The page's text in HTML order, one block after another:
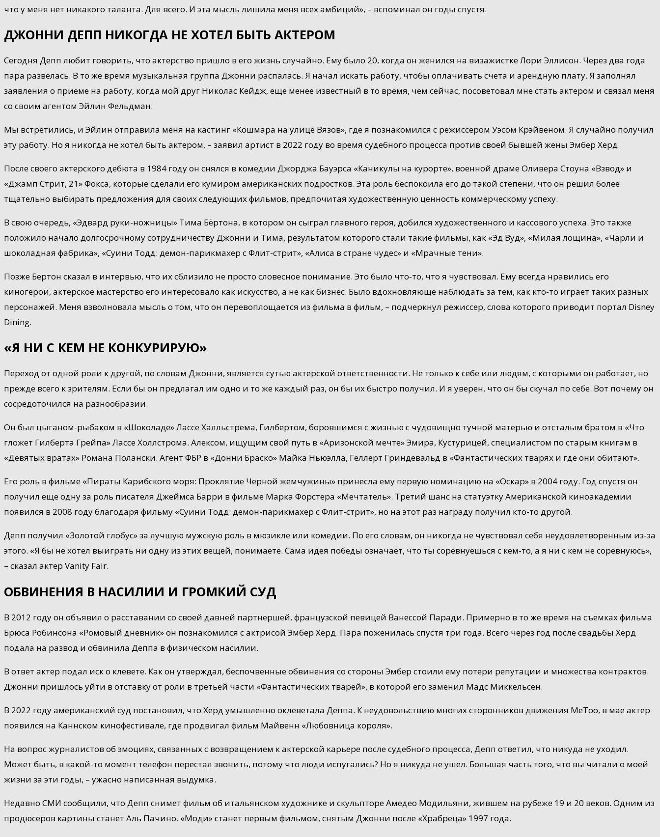
что у меня нет никакого таланта. Для всего. И эта мысль лишила меня всех амбиций», – вспоминал он годы спустя.
ДЖОННИ ДЕПП НИКОГДА НЕ ХОТЕЛ БЫТЬ АКТЕРОМ
Сегодня Депп любит говорить, что актерство пришло в его жизнь случайно. Ему было 20, когда он женился на визажистке Лори Эллисон. Через два года
пара развелась. В то же время музыкальная группа Джонни распалась. Я начал искать работу, чтобы оплачивать счета и арендную плату. Я заполнял
заявления о приеме на работу, когда мой друг Николас Кейдж, еще менее известный в то время, чем сейчас, посоветовал мне стать актером и связал меня
со своим агентом Эйлин Фельдман.
Мы встретились, и Эйлин отправила меня на кастинг «Кошмара на улице Вязов», где я познакомился с режиссером Уэсом Крэйвеном. Я случайно получил
эту работу. Но я никогда не хотел быть актером, – заявил артист в 2022 году во время судебного процесса против своей бывшей жены Эмбер Херд.
После своего актерского дебюта в 1984 году он снялся в комедии Джорджа Бауэрса «Каникулы на курорте», военной драме Оливера Стоуна «Взвод» и
«Джамп Стрит, 21» Фокса, которые сделали его кумиром американских подростков. Эта роль беспокоила его до такой степени, что он решил более
тщательно выбирать предложения для своих следующих фильмов, предпочитая художественную ценность коммерческому успеху.
В свою очередь, «Эдвард руки-ножницы» Тима Бёртона, в котором он сыграл главного героя, добился художественного и кассового успеха. Это также
положило начало долгосрочному сотрудничеству Джонни и Тима, результатом которого стали такие фильмы, как «Эд Вуд», «Милая лощина», «Чарли и
шоколадная фабрика», «Суини Тодд: демон-парикмахер с Флит-стрит», «Алиса в стране чудес» и «Мрачные тени».
Позже Бертон сказал в интервью, что их сблизило не просто словесное понимание. Это было что-то, что я чувствовал. Ему всегда нравились его
киногерои, актерское мастерство его интересовало как искусство, а не как бизнес. Было вдохновляюще наблюдать за тем, как кто-то играет таких разных
персонажей. Меня взволновала мысль о том, что он перевоплощается из фильма в фильм, – подчеркнул режиссер, слова которого приводит портал Disney
Dining.
«Я НИ С КЕМ НЕ КОНКУРИРУЮ»
Переход от одной роли к другой, по словам Джонни, является сутью актерской ответственности. Не только к себе или людям, с которыми он работает, но
прежде всего к зрителям. Если бы он предлагал им одно и то же каждый раз, он бы их быстро получил. И я уверен, что он бы скучал по себе. Вот почему он
сосредоточился на разнообразии.
Он был цыганом-рыбаком в «Шоколаде» Лассе Халльстрема, Гилбертом, боровшимся с жизнью с чудовищно тучной матерью и отсталым братом в «Что
гложет Гилберта Грейпа» Лассе Холлстрома. Алексом, ищущим свой путь в «Аризонской мечте» Эмира, Кустурицей, специалистом по старым книгам в
«Девятых вратах» Романа Полански. Агент ФБР в «Донни Браско» Майка Ньюэлла, Геллерт Гриндевальд в «Фантастических тварях и где они обитают».
Его роль в фильме «Пираты Карибского моря: Проклятие Черной жемчужины» принесла ему первую номинацию на «Оскар» в 2004 году. Год спустя он
получил еще одну за роль писателя Джеймса Барри в фильме Марка Форстера «Мечтатель». Третий шанс на статуэтку Американской киноакадемии
появился в 2008 году благодаря фильму «Суини Тодд: демон-парикмахер с Флит-стрит», но на этот раз награду получил кто-то другой.
Депп получил «Золотой глобус» за лучшую мужскую роль в мюзикле или комедии. По его словам, он никогда не чувствовал себя неудовлетворенным из-за
этого. «Я бы не хотел выиграть ни одну из этих вещей, понимаете. Сама идея победы означает, что ты соревнуешься с кем-то, а я ни с кем не соревнуюсь»,
– сказал актер Vanity Fair.
ОБВИНЕНИЯ В НАСИЛИИ И ГРОМКИЙ СУД
В 2012 году он объявил о расставании со своей давней партнершей, французской певицей Ванессой Паради. Примерно в то же время на съемках фильма
Брюса Робинсона «Ромовый дневник» он познакомился с актрисой Эмбер Херд. Пара поженилась спустя три года. Всего через год после свадьбы Херд
подала на развод и обвинила Деппа в физическом насилии.
В ответ актер подал иск о клевете. Как он утверждал, беспочвенные обвинения со стороны Эмбер стоили ему потери репутации и множества контрактов.
Джонни пришлось уйти в отставку от роли в третьей части «Фантастических тварей», в которой его заменил Мадс Миккельсен.
В 2022 году американский суд постановил, что Херд умышленно оклеветала Деппа. К неудовольствию многих сторонников движения MeToo, в мае актер
появился на Каннском кинофестивале, где продвигал фильм Майвенн «Любовница короля».
На вопрос журналистов об эмоциях, связанных с возвращением к актерской карьере после судебного процесса, Депп ответил, что никуда не уходил.
Может быть, в какой-то момент телефон перестал звонить, потому что люди испугались? Но я никуда не ушел. Большая часть того, что вы читали о моей
жизни за эти годы, – ужасно написанная выдумка.
Недавно СМИ сообщили, что Депп снимет фильм об итальянском художнике и скульпторе Амедео Модильяни, жившем на рубеже 19 и 20 веков. Одним из
продюсеров картины станет Аль Пачино. «Моди» станет первым фильмом, снятым Джонни после «Храбреца» 1997 года.